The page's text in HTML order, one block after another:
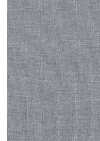
Този комплект
вашето време за
телевизия или
предназначен да
дом. Издържлива
със семпъл и
издръжлива. Удобно
изключително
седалка,
Поддържащи крака:
поддържа от здрави
неговата
Атрактивен дизайн:
но модерен дизайн,
всекидневна е
вниманието във